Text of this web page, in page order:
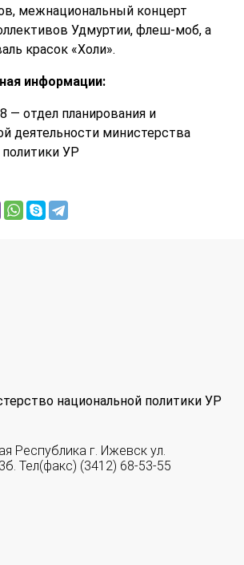
межнациональный концерт
Удмуртии, флеш-моб, а
красок «Холи».
информации:
— отдел планирования и
деятельности министерства
политики УР
национальной политики УР
Республика г. Ижевск ул.
Тел(факс) (3412) 68-53-55